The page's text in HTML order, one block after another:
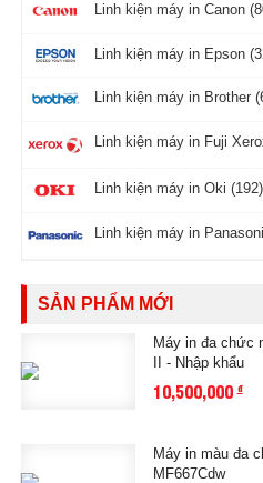
Linh kiện máy in Canon
Linh kiện máy in Epson
Linh kiện máy in Brother
Linh kiện máy in Fuji
Linh kiện máy in Oki (192)
Linh kiện máy in
SẢN PHẨM MỚI
Máy in đa chức
II - Nhập khẩu
10,500,000đ
Máy in màu đa
MF667Cdw